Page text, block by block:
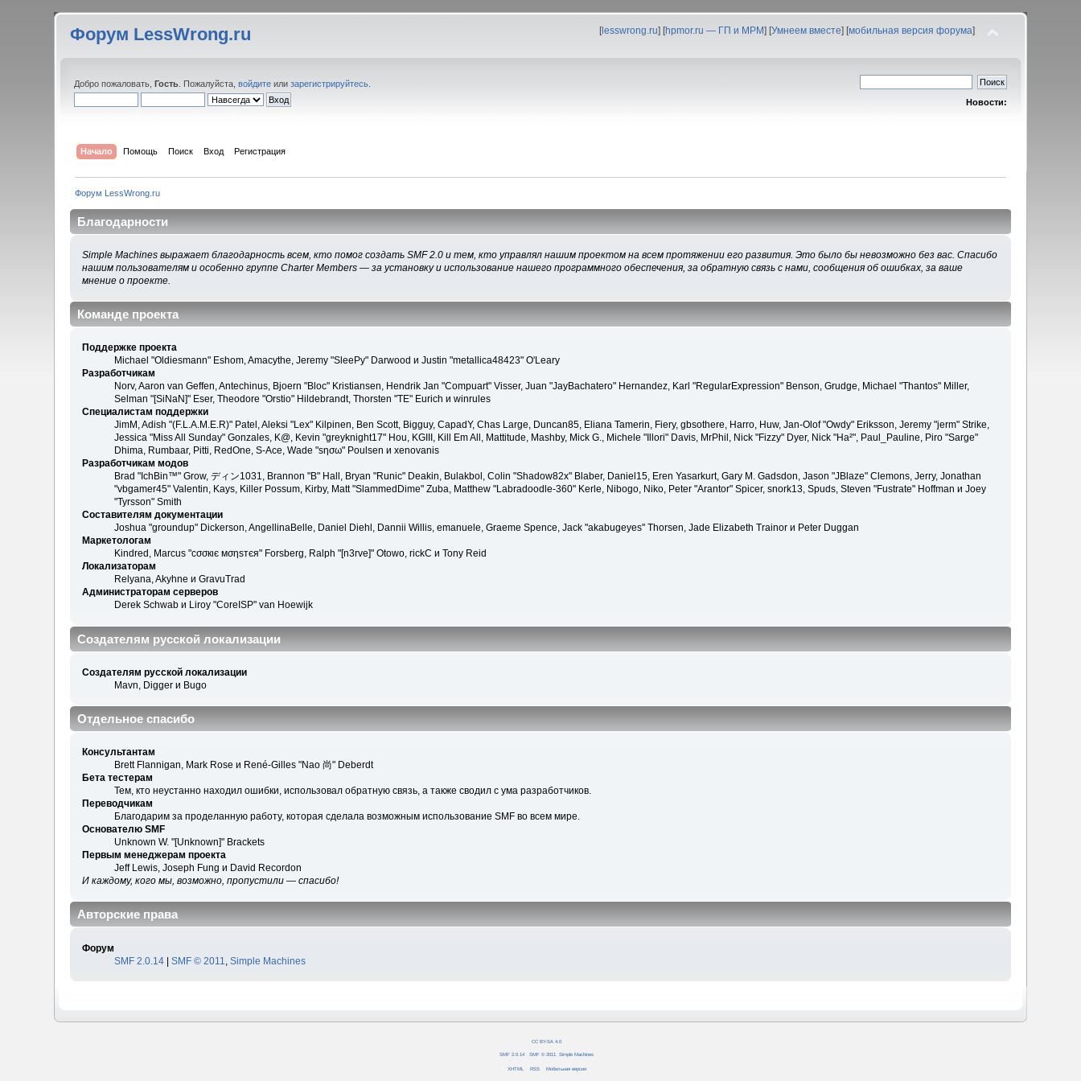
Форум LessWrong.ru [lesswrong.ru] [hpmor.ru — ГП и МРМ] [Умнеем вместе] [мобильная версия форума]
Добро пожаловать,Гость . Пожалуйста,войдите илизарегистрируйтесь
Новости:
Начало Помощь Поиск Вход Регистрация
Форум LessWrong.ru
Благодарности
Simple Machines выражает благодарность всем, кто помог создать SMF 2.0 и тем, кто управлял нашим проектом на всем протяжении его развития. Это было бы невозможно без вас. Спасибо
нашим пользователям и особенно группе Charter Members — за установку и использование нашего программного обеспечения, за обратную связь с нами, сообщения об ошибках, за ваше
мнение о проекте.
Команде проекта
Поддержке проекта
Michael "Oldiesmann" Eshom, Amacythe, Jeremy "SleePy" Darwood и Justin "metallica48423" O'Leary
Разработчикам
Norv, Aaron van Geffen, Antechinus, Bjoern "Bloc" Kristiansen, Hendrik Jan "Compuart" Visser, Juan "JayBachatero" Hernandez, Karl "RegularExpression" Benson, Grudge, Michael "Thantos" Miller,
Selman "[SiNaN]" Eser, Theodore "Orstio" Hildebrandt, Thorsten "TE" Eurich и winrules
Специалистам поддержки
JimM, Adish "(F.L.A.M.E.R)" Patel, Aleksi "Lex" Kilpinen, Ben Scott, Bigguy, CapadY, Chas Large, Duncan85, Eliana Tamerin, Fiery, gbsothere, Harro, Huw, Jan-Olof "Owdy" Eriksson, Jeremy "jerm" Strike,
Jessica "Miss All Sunday" Gonzales, K@, Kevin "greyknight17" Hou, KGIII, Kill Em All, Mattitude, Mashby, Mick G., Michele "Illori" Davis, MrPhil, Nick "Fizzy" Dyer, Nick "Ha²", Paul_Pauline, Piro "Sarge"
Dhima, Rumbaar, Pitti, RedOne, S-Ace, Wade "sησω" Poulsen и xenovanis
Разработчикам модов
Brad "IchBin™" Grow, ディン1031, Brannon "B" Hall, Bryan "Runic" Deakin, Bulakbol, Colin "Shadow82x" Blaber, Daniel15, Eren Yasarkurt, Gary M. Gadsdon, Jason "JBlaze" Clemons, Jerry, Jonathan
"vbgamer45" Valentin, Kays, Killer Possum, Kirby, Matt "SlammedDime" Zuba, Matthew "Labradoodle-360" Kerle, Nibogo, Niko, Peter "Arantor" Spicer, snork13, Spuds, Steven "Fustrate" Hoffman и Joey
"Tyrsson" Smith
Составителям документации
Joshua "groundup" Dickerson, AngellinaBelle, Daniel Diehl, Dannii Willis, emanuele, Graeme Spence, Jack "akabugeyes" Thorsen, Jade Elizabeth Trainor и Peter Duggan
Маркетологам
Kindred, Marcus "cσσкιє мσηѕтєя" Forsberg, Ralph "[n3rve]" Otowo, rickC и Tony Reid
Локализаторам
Relyana, Akyhne и GravuTrad
Администраторам серверов
Derek Schwab и Liroy "CoreISP" van Hoewijk
Создателям русской локализации
Создателям русской локализации
Mavn, Digger и Bugo
Отдельное спасибо
Консультантам
Brett Flannigan, Mark Rose и René-Gilles "Nao 尚" Deberdt
Бета тестерам
Тем, кто неустанно находил ошибки, использовал обратную связь, а также сводил с ума разработчиков.
Переводчикам
Благодарим за проделанную работу, которая сделала возможным использование SMF во всем мире.
Основателю SMF
Unknown W. "[Unknown]" Brackets
Первым менеджерам проекта
Jeff Lewis, Joseph Fung и David Recordon
И каждому, кого мы, возможно, пропустили — спасибо!
Авторские права
Форум
SMF 2.0.14 |SMF © 2011 ,Simple Machines
CC BY-SA 4.0
SMF 2.0.14 SMF © 2011 Simple Machines
XHTML RSS Мобильная версия